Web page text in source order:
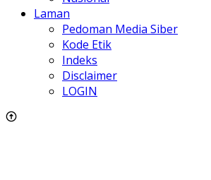
Laman
Pedoman Media Siber
Kode Etik
Indeks
Disclaimer
LOGIN